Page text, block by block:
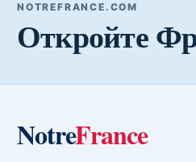
NOTREFRANCE.COM
Откройте
NotreFrance